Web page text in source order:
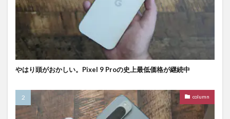
やはり頭がおかしい。Pixel 9 Proの史上最低価格が継続中
column